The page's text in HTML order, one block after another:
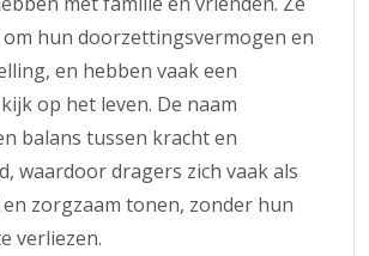
hun doorzettingsvermogen en
en hebben vaak een
op het leven. De naam
balans tussen kracht en
waardoor dragers zich vaak als
zorgzaam tonen, zonder hun
verliezen.